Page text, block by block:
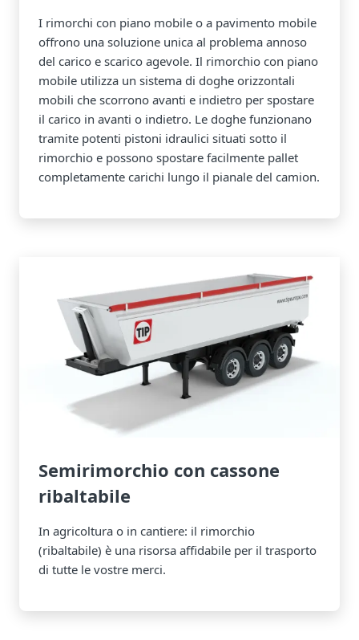
I rimorchi con piano mobile o a pavimento mobile
offrono una soluzione unica al problema annoso
del carico e scarico agevole. Il rimorchio con piano
mobile utilizza un sistema di doghe orizzontali
mobili che scorrono avanti e indietro per spostare
il carico in avanti o indietro. Le doghe funzionano
tramite potenti pistoni idraulici situati sotto il
rimorchio e possono spostare facilmente pallet
completamente carichi lungo il pianale del camion.
Semirimorchio con cassone
ribaltabile
In agricoltura o in cantiere: il rimorchio
(ribaltabile) è una risorsa affidabile per il trasporto
di tutte le vostre merci.